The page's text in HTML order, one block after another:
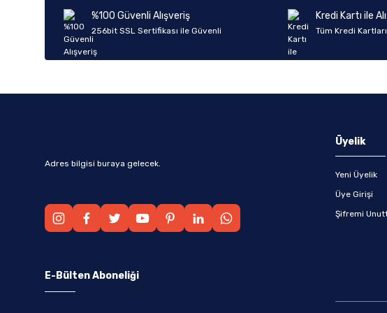
Ürün fiyatı diğer sitelerden daha pahalı.
Bu ürüne benzer farklı alternatifler olmalı.
%100 Güvenli Alışveriş
256bit SSL Sertifikası ile Güvenli
Kredi Kartı ile
Tüm Kredi
Adres bilgisi buraya gelecek.
Üyelik
Yeni Üyelik
Üye Girişi
Şifremi
E-Bülten Aboneliği